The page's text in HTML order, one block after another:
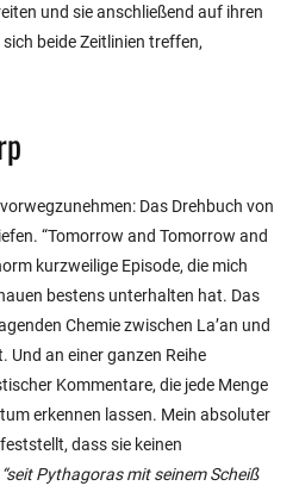
und sie anschließend auf ihren
beide Zeitlinien treffen,
Das Drehbuch von
“Tomorrow and Tomorrow and
kurzweilige Episode, die mich
bestens unterhalten hat. Das
Chemie zwischen La’an und
Und an einer ganzen Reihe
Kommentare, die jede Menge
erkennen lassen. Mein absoluter
dass sie keinen
“seit Pythagoras mit seinem Scheiß